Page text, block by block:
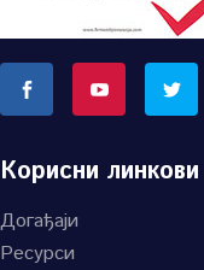
Корисни линкови
Догађаји
Ресурси